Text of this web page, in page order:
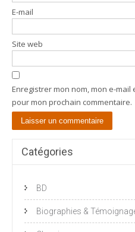
E-mail
Site web
Enregistrer mon nom, mon e-
pour mon prochain commentaire.
Catégories
BD
Biographies &